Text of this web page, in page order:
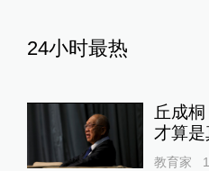
24小时最热
丘成
才算
教育家